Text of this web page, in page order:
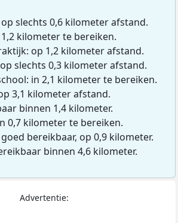
slechts 0,6 kilometer afstand.
kilometer te bereiken.
op 1,2 kilometer afstand.
slechts 0,3 kilometer afstand.
in 2,1 kilometer te bereiken.
3,1 kilometer afstand.
binnen 1,4 kilometer.
0,7 kilometer te bereiken.
bereikbaar, op 0,9 kilometer.
binnen 4,6 kilometer.
Advertentie: